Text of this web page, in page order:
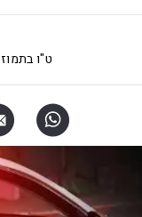
ט"ו